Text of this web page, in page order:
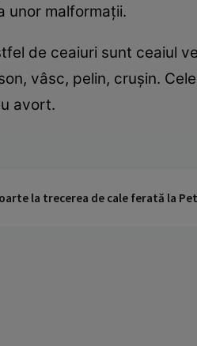
unor malformaţii.
de ceaiuri sunt ceaiul
vâsc, pelin, cruşin.
avort.
la trecerea de cale ferată la